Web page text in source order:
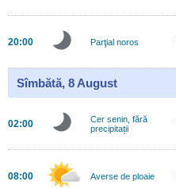
20:00 Parţial noros
Sîmbătă, 8 August
02:00
Cer senin, fără
precipitații
08:00 Averse de ploaie